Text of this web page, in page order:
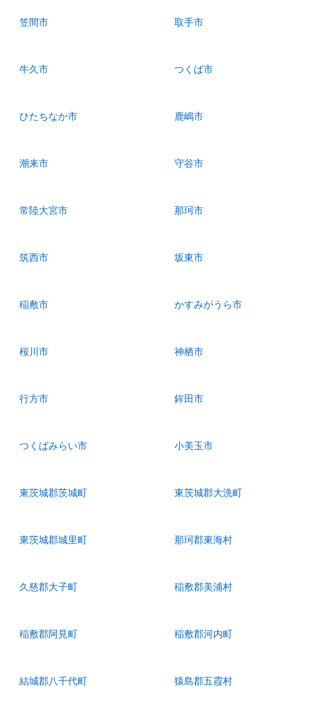
笠間市 取手市
牛久市 つくば市
ひたちなか市 鹿嶋市
潮来市 守谷市
常陸大宮市 那珂市
筑西市 坂東市
稲敷市 かすみがうら市
桜川市 神栖市
行方市 鉾田市
つくばみらい市 小美玉市
東茨城郡茨城町 東茨城郡大洗町
東茨城郡城里町 那珂郡東海村
久慈郡大子町 稲敷郡美浦村
稲敷郡阿見町 稲敷郡河内町
結城郡八千代町 猿島郡五霞村